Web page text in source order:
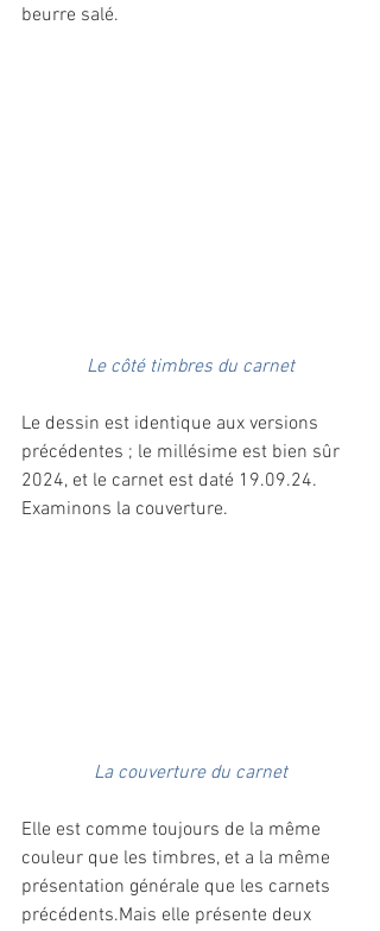
beurre salé.
Le côté timbres du carnet
Le dessin est identique aux versions
précédentes ; le millésime est bien sûr
2024, et le carnet est daté 19.09.24.
Examinons la couverture.
La couverture du carnet
Elle est comme toujours de la même
couleur que les timbres, et a la même
présentation générale que les carnets
précédents.Mais elle présente deux